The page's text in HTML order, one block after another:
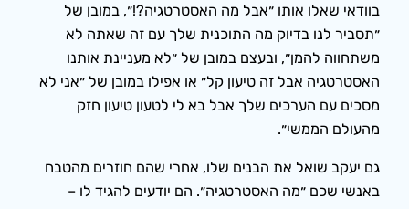
בוודאי שאלו אותו ״אבל מה האסטרטגיה?!״, במובן של
״תסביר לנו בדיוק מה התוכנית שלך עם זה שאתה לא
משתחווה להמן״, ובעצם במובן של ״לא מעניינת אותנו
האסטרטגיה אבל זה טיעון קל״ או אפילו במובן של ״אני לא
מסכים עם הערכים שלך אבל בא לי לטעון טיעון חזק
מהעולם הממשי״.
גם יעקב שואל את הבנים שלו, אחרי שהם חוזרים מהטבח
באנשי שכם ״מה האסטרטגיה״. הם יודעים להגיד לו –